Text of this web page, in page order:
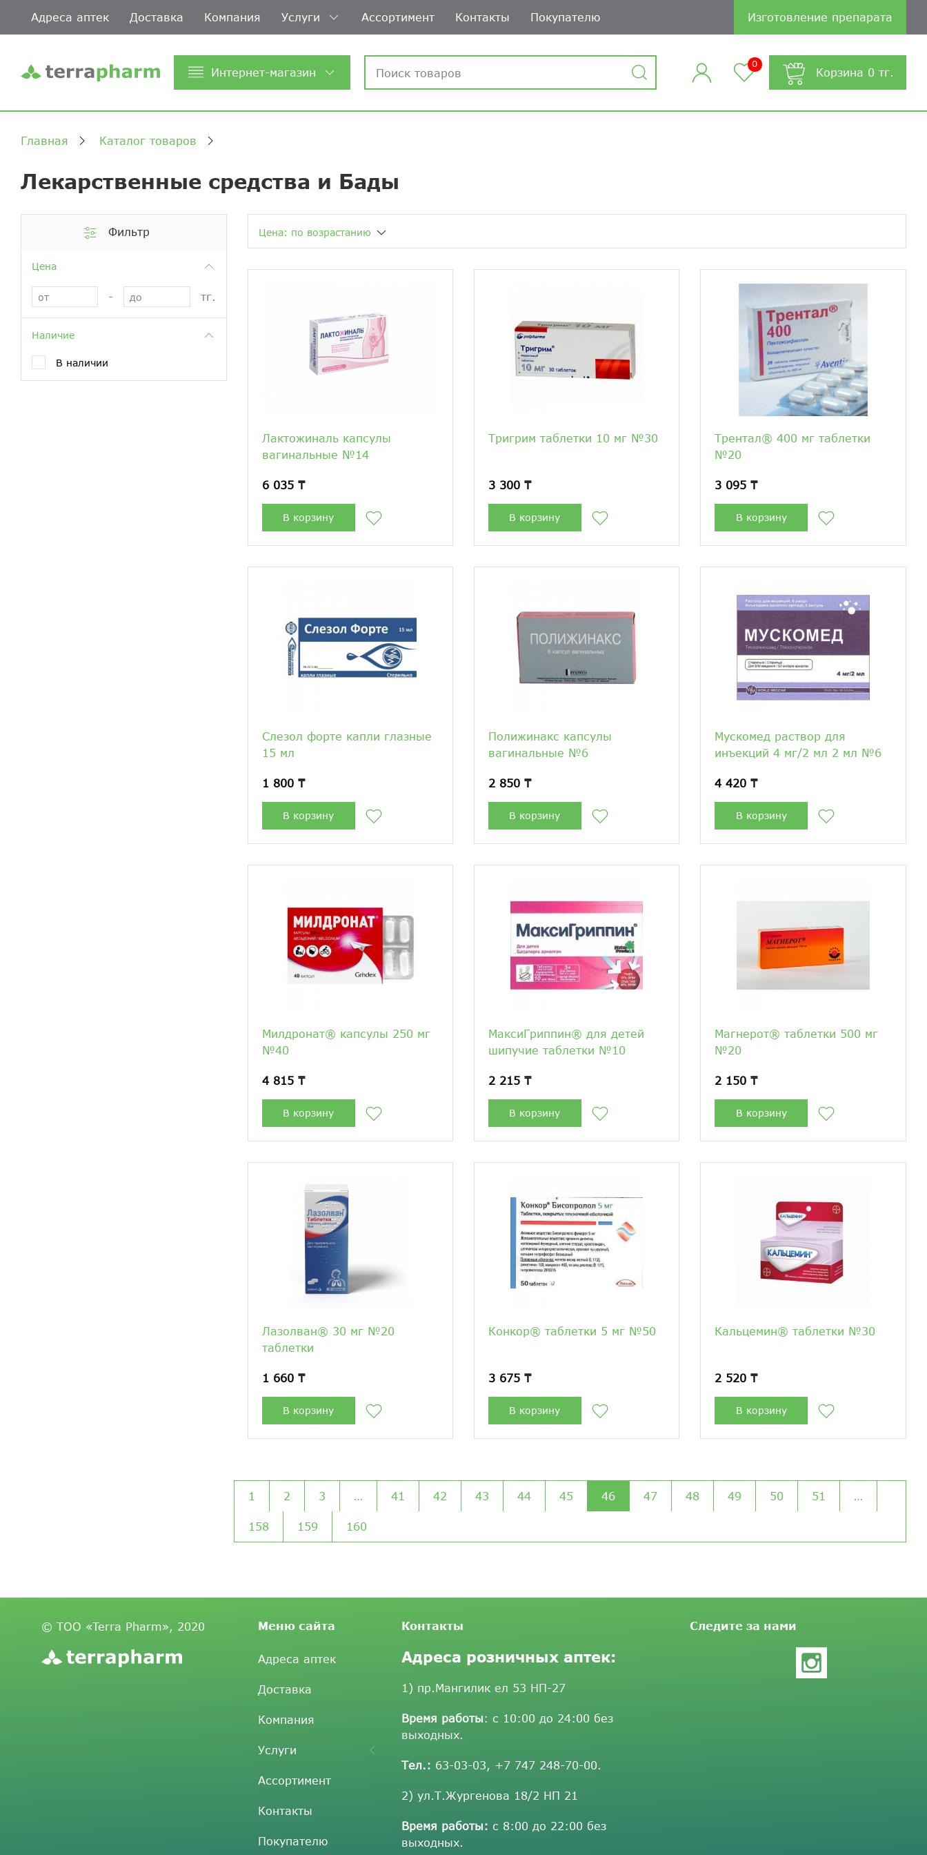
Адреса аптек Доставка Компания Услуги Ассортимент Контакты Покупателю Изготовление препарата
Интернет-магазин
0
Корзина 0 тг.
Главная Каталог товаров
Лекарственные средства и Бады
Фильтр
Цена
- тг.
Наличие
В наличии
Цена: по возрастанию
Лактожиналь капсулы
вагинальные №14
6 035 ₸
В корзину
Тригрим таблетки 10 мг №30
3 300 ₸
В корзину
Трентал® 400 мг таблетки
№20
3 095 ₸
В корзину
Слезол форте капли глазные
15 мл
1 800 ₸
В корзину
Полижинакс капсулы
вагинальные №6
2 850 ₸
В корзину
Мускомед раствор для
инъекций 4 мг/2 мл 2 мл №6
4 420 ₸
В корзину
Милдронат® капсулы 250 мг
№40
4 815 ₸
В корзину
МаксиГриппин® для детей
шипучие таблетки №10
2 215 ₸
В корзину
Магнерот® таблетки 500 мг
№20
2 150 ₸
В корзину
Лазолван® 30 мг №20
таблетки
1 660 ₸
В корзину
Конкор® таблетки 5 мг №50
3 675 ₸
В корзину
Кальцемин® таблетки №30
2 520 ₸
В корзину
1 2 3 … 41 42 43 44 45 46 47 48 49 50 51 …
158 159 160
© ТОО «Terra Pharm», 2020 Меню сайта
Адреса аптек
Доставка
Компания
Услуги
Ассортимент
Контакты
Покупателю
Контакты
Адреса розничных аптек:
1) пр.Мангилик ел 53 НП-27
Время работы: с 10:00 до 24:00 без
выходных.
Тел.: 63-03-03, +7 747 248-70-00.
2) ул.Т.Жургенова 18/2 НП 21
Время работы: с 8:00 до 22:00 без
выходных.
Следите за нами